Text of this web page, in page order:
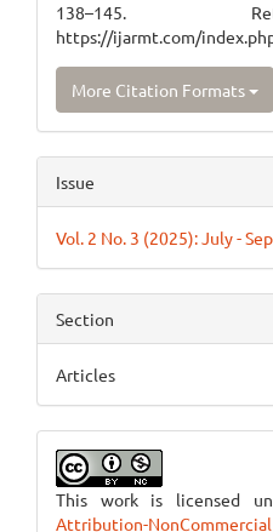
138–145.
https://ijarmt.com/
More Citation Formats
Issue
Vol. 2 No. 3 (2025): July -
Section
Articles
This work is licensed
Attribution-